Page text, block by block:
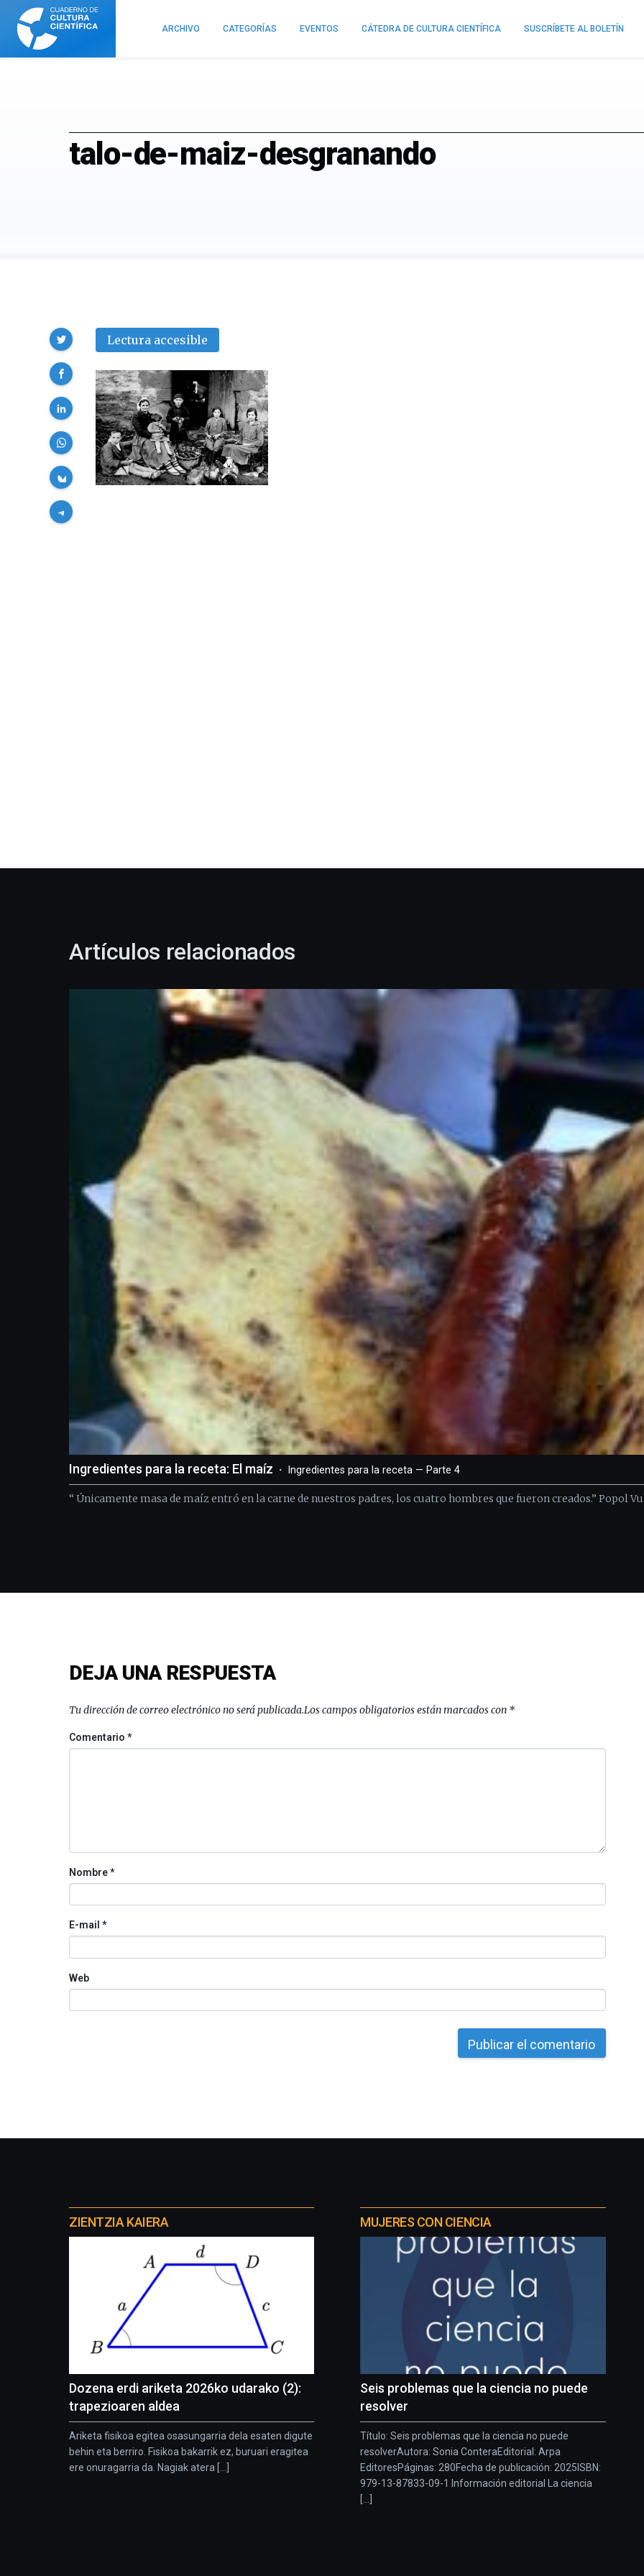
Cuaderno
Cultura
Científica
ARCHIVO CATEGORÍAS EVENTOS CÁTEDRA DE CULTURA CIENTÍFICA SUSCRÍBETE AL BOLETÍN
talo-de-maiz-desgranando
Lectura accesible
Compartir
Artículos relacionados
Ingredientes para la receta: El maíz Ingredientes para la receta — Parte 4
“ Únicamente masa de maíz entró en la carne de nuestros padres, los cuatro hombres que fueron creados.” Popol
DEJA UNA RESPUESTA
Tu dirección de correo electrónico no será publicada.Los campos obligatorios están marcados con *
Comentario*
Nombre*
E-mail *
Web
proyectos
ZIENTZIA KAIERA
Dozena erdi ariketa 2026ko udarako (2):
trapezioaren aldea
Ariketa fisikoa egitea osasungarria dela esaten digute
behin eta berriro. Fisikoa bakarrik ez, buruari eragitea
ere onuragarria da. Nagiak atera [...]
MUJERES CON CIENCIA
Seis problemas que la ciencia no puede
resolver
Título: Seis problemas que la ciencia no puede
resolverAutora: Sonia ConteraEditorial: Arpa
EditoresPáginas: 280Fecha de publicación: 2025ISBN:
979-13-87833-09-1 Información editorial La ciencia
[...]